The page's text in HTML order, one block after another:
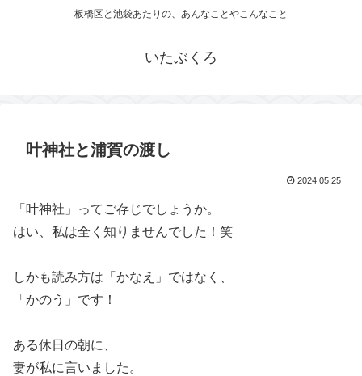
板橋区と池袋あたりの、あんなことやこんなこと
いたぶくろ
叶神社と浦賀の渡し
2024.05.25
「叶神社」ってご存じでしょうか。
はい、私は全く知りませんでした！笑
しかも読み方は「かなえ」ではなく、
「かのう」です！
ある休日の朝に、
妻が私に言いました。